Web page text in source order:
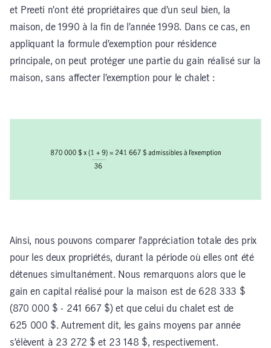
et Preeti n’ont été propriétaires que d’un seul bien, la
maison, de 1990 à la fin de l’année 1998. Dans ce cas, en
appliquant la formule d’exemption pour résidence
principale, on peut protéger une partie du gain réalisé sur la
maison, sans affecter l’exemption pour le chalet :
Ainsi, nous pouvons comparer l’appréciation totale des prix
pour les deux propriétés, durant la période où elles ont été
détenues simultanément. Nous remarquons alors que le
gain en capital réalisé pour la maison est de 628 333 $
(870 000 $ - 241 667 $) et que celui du chalet est de
625 000 $. Autrement dit, les gains moyens par année
s’élèvent à 23 272 $ et 23 148 $, respectivement.